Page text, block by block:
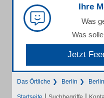
Ihre
Was
Was
Jetzt
Das Örtliche Berlin Berlin
| |